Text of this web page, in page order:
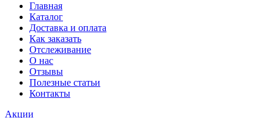
Главная
Каталог
Доставка и оплата
Как заказать
Отслеживание
О нас
Отзывы
Полезные статьи
Контакты
Акции